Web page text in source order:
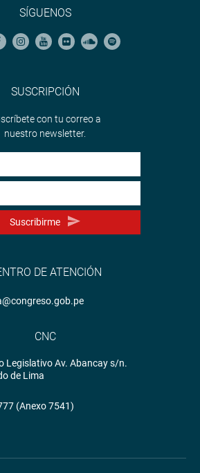
SÍGUENOS
SUSCRIPCIÓN
con tu correo a
nuestro newsletter.
Suscribirme
DE ATENCIÓN
CNC
Legislativo Av. Abancay s/n.
de Lima
(Anexo 7541)